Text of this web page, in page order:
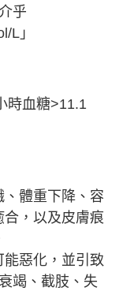
乎
L」
時血糖>11.1
體重下降、容
，以及皮膚痕
惡化，並引致
竭、截肢、失